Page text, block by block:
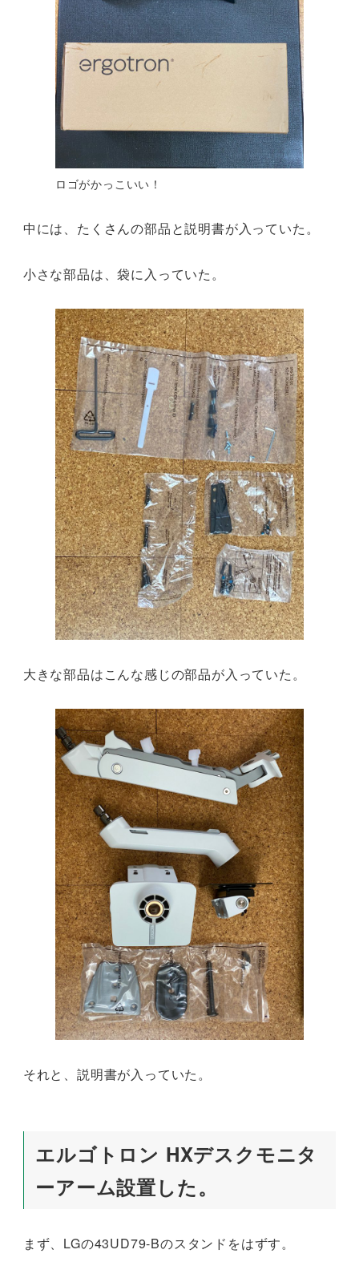
ロゴがかっこいい！
中には、たくさんの部品と説明書が入っていた。
小さな部品は、袋に入っていた。
大きな部品はこんな感じの部品が入っていた。
それと、説明書が入っていた。
エルゴトロン HXデスクモニタ
ーアーム設置した。
まず、LGの43UD79-Bのスタンドをはずす。